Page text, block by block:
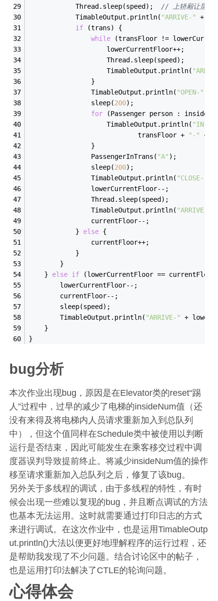
Thread . sleep(speed); // 上轿厢让层
TimableOutput . println( "ARRIVE-"
+
if (trans) {
while (transFloor !=
                    lowerCurrentFloor++;
Thread . sleep(speed);
TimableOutput . println(
                }
TimableOutput . println( "OPEN-"
                sleep(
200);
for (Passenger person :
TimableOutput . println( "IN-"
                            transFloor +
"-"
+
                }
PassengerInTrans( "A" ) ;
                sleep(
200);
TimableOutput . println( "CLOSE-"
                lowerCurrentFloor--;
Thread . sleep(speed);
TimableOutput . println( "ARRIVE-"
                currentFloor--;
            }
else {
                currentFloor++;
            }
        }
    }
else if (lowerCurrentFloor ==
        lowerCurrentFloor--;
        currentFloor--;
        sleep(speed);
TimableOutput . println( "ARRIVE-"
+
    }
}
bug分析
本次作业出现bug，原因是在Elevator类的reset“踢
人”过程中，过早的减少了电梯的insideNum值（还
没有来得及将电梯内人员请求重新加入到总队列
中），但这个值同样在Schedule类中被使用以判断
运行是否结束，因此可能发生在乘客移交过程中调
度器误判导致提前终止。将减少insideNum值的操作
移至请求重新加入总队列之后，修复了该bug。
另外关于多线程的调试，由于多线程的特性，有时
候会出现一些难以复现的bug，并且断点调试的方法
也基本无法运用。这时就需要通过打印日志的方式
来进行调试。在这次作业中，也是运用TimableOutp
ut.println()大法以便更好地理解程序的运行过程，还
是帮助我发现了不少问题。结合讨论区中的帖子，
也是运用打印法解决了CTLE的轮询问题。
心得体会